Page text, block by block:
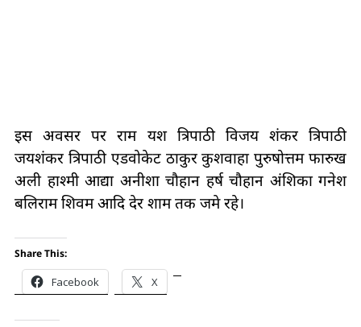
इस अवसर पर राम यश त्रिपाठी विजय शंकर त्रिपाठी
जयशंकर त्रिपाठी एडवोकेट ठाकुर कुशवाहा पुरुषोत्तम फारुख
अली हाश्मी आद्या अनीशा चौहान हर्ष चौहान अंशिका गनेश
बलिराम शिवम आदि देर शाम तक जमे रहे।
Share This:
Facebook X